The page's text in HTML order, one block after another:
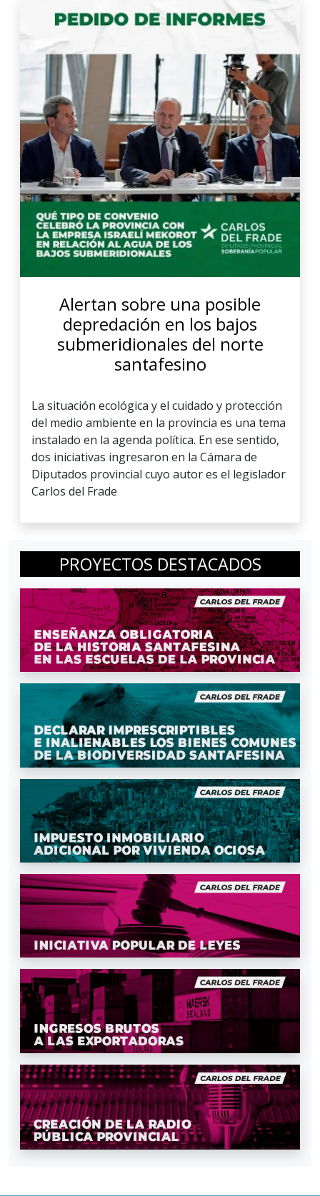
Alertan sobre una posible
depredación en los bajos
submeridionales del norte
santafesino
La situación ecológica y el cuidado y protección
del medio ambiente en la provincia es una tema
instalado en la agenda política. En ese sentido,
dos iniciativas ingresaron en la Cámara de
Diputados provincial cuyo autor es el legislador
Carlos del Frade
PROYECTOS DESTACADOS